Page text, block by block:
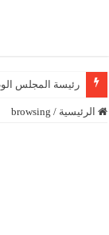
رئيسة المجلس
الرئيسية /
browsing